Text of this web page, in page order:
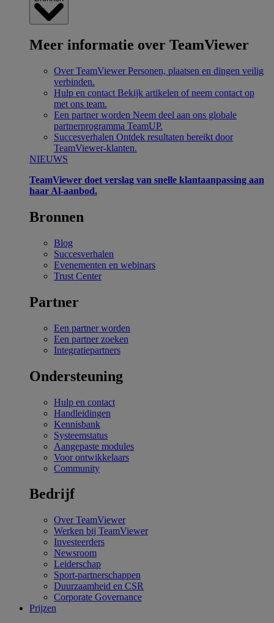
Meer informatie over TeamViewer
Over TeamViewer Personen, plaatsen en dingen veilig
verbinden.
Hulp en contact Bekijk artikelen of neem contact op
met ons team.
Een partner worden Neem deel aan ons globale
partnerprogramma TeamUP.
Succesverhalen Ontdek resultaten bereikt door
TeamViewer-klanten.
NIEUWS
TeamViewer doet verslag van snelle klantaanpassing aan
haar Al-aanbod.
Bronnen
Blog
Succesverhalen
Evenementen en webinars
Trust Center
Partner
Een partner worden
Een partner zoeken
Integratiepartners
Ondersteuning
Hulp en contact
Handleidingen
Kennisbank
Systeemstatus
Aangepaste modules
Voor ontwikkelaars
Community
Bedrijf
Over TeamViewer
Werken bij TeamViewer
Investeerders
Newsroom
Leiderschap
Sport-partnerschappen
Duurzaamheid en CSR
Corporate Governance
Prijzen